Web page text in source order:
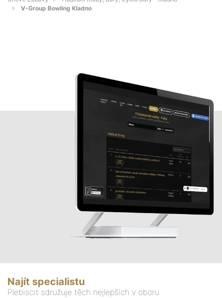
V-Group Bowling Kladno
Najít specialistu
Plebiscit sdružuje těch nejlepších v oboru